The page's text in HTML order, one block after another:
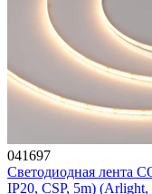
041697
Светодиодная лента
IP20, CSP, 5m) (Arlight,